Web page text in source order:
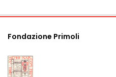
Fondazione Primoli